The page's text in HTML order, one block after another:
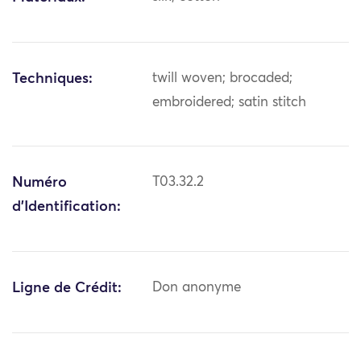
Techniques:
twill woven; brocaded;
embroidered; satin stitch
Numéro
d'Identification:
T03.32.2
Ligne de Crédit: Don anonyme